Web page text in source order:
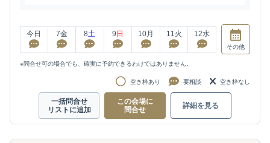
今日 7金 8土 9 日 10月 11火 12水
その他
※問合せ可の場合でも、確実に予約できるわけではありません。
空き枠あり 要相談 空き枠なし
一括問合せ
リストに追加
この会場に
問合せ
詳細を見る